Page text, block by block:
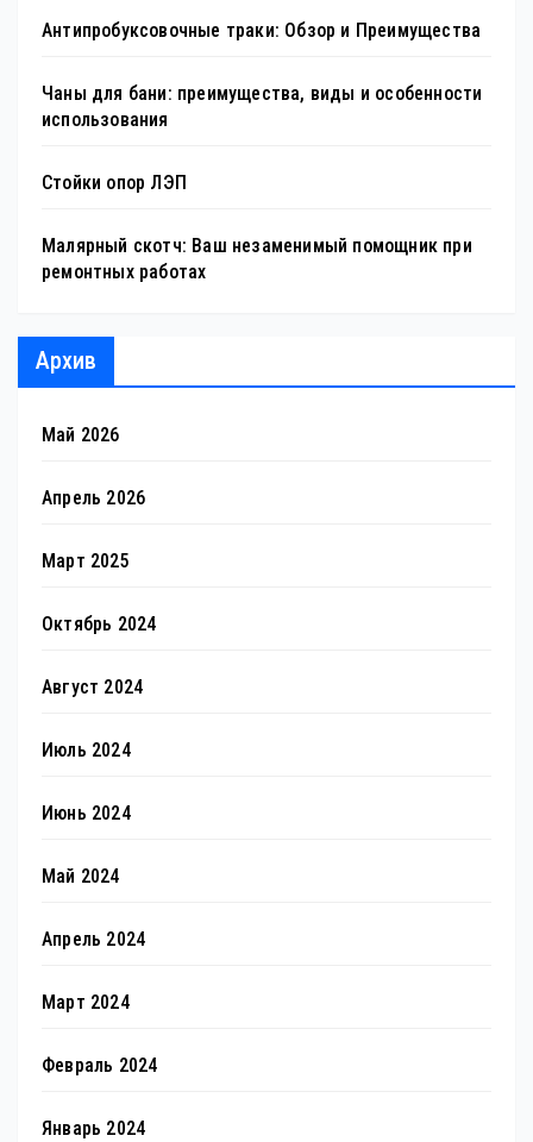
Антипробуксовочные траки: Обзор и Преимущества
Чаны для бани: преимущества, виды и особенности
использования
Стойки опор ЛЭП
Малярный скотч: Ваш незаменимый помощник при
ремонтных работах
Архив
Май 2026
Апрель 2026
Март 2025
Октябрь 2024
Август 2024
Июль 2024
Июнь 2024
Май 2024
Апрель 2024
Март 2024
Февраль 2024
Январь 2024